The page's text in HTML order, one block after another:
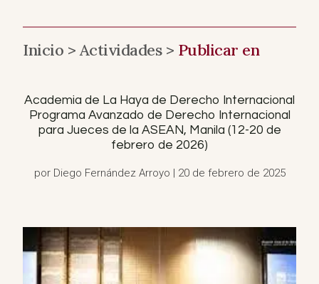
Inicio >Actividades > Publicar en
Academia de La Haya de Derecho Internacional
Programa Avanzado de Derecho Internacional
para Jueces de la ASEAN, Manila (12-20 de
febrero de 2026)
por Diego Fernández Arroyo | 20 de febrero de 2025